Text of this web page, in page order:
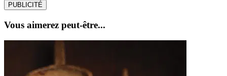
PUBLICITÉ
Vous aimerez peut-être...